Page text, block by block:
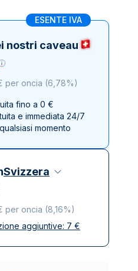
ESENTE IVA
nostri caveau
per oncia (6,78%)
fino a 0 €
e immediata 24/7
momento
Svizzera
per oncia (8,16%)
incluseaggiuntive: 7 €